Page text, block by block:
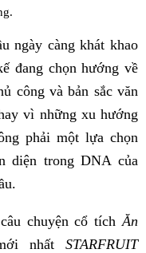
ngày càng khát khao
đang chọn hướng về
công và bản sắc văn
vì những xu hướng
phải một lựa chọn
diện trong DNA của
chuyện cổ tích Ăn
nhất STARFRUIT